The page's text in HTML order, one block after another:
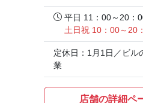
平日 11：00～20：
土日祝 10：00～20
定休日：1月1日／ビル
業
店舗の詳細ペ